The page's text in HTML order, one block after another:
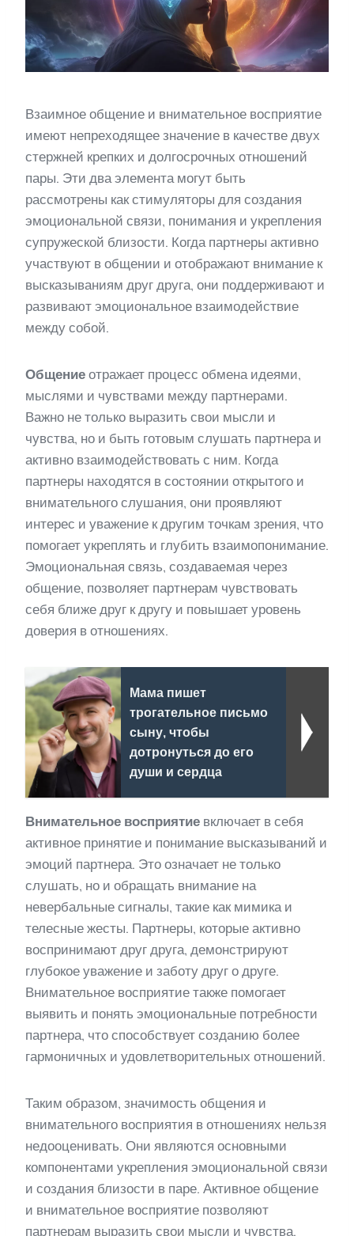
Взаимное общение и внимательное восприятие
имеют непреходящее значение в качестве двух
стержней крепких и долгосрочных отношений
пары. Эти два элемента могут быть
рассмотрены как стимуляторы для создания
эмоциональной связи, понимания и укрепления
супружеской близости. Когда партнеры активно
участвуют в общении и отображают внимание к
высказываниям друг друга, они поддерживают и
развивают эмоциональное взаимодействие
между собой.
Общение отражает процесс обмена идеями,
мыслями и чувствами между партнерами.
Важно не только выразить свои мысли и
чувства, но и быть готовым слушать партнера и
активно взаимодействовать с ним. Когда
партнеры находятся в состоянии открытого и
внимательного слушания, они проявляют
интерес и уважение к другим точкам зрения, что
помогает укреплять и глубить взаимопонимание.
Эмоциональная связь, создаваемая через
общение, позволяет партнерам чувствовать
себя ближе друг к другу и повышает уровень
доверия в отношениях.
Мама пишет
трогательное письмо
сыну, чтобы
дотронуться до его
души и сердца
Внимательное восприятие включает в себя
активное принятие и понимание высказываний и
эмоций партнера. Это означает не только
слушать, но и обращать внимание на
невербальные сигналы, такие как мимика и
телесные жесты. Партнеры, которые активно
воспринимают друг друга, демонстрируют
глубокое уважение и заботу друг о друге.
Внимательное восприятие также помогает
выявить и понять эмоциональные потребности
партнера, что способствует созданию более
гармоничных и удовлетворительных отношений.
Таким образом, значимость общения и
внимательного восприятия в отношениях нельзя
недооценивать. Они являются основными
компонентами укрепления эмоциональной связи
и создания близости в паре. Активное общение
и внимательное восприятие позволяют
партнерам выразить свои мысли и чувства,